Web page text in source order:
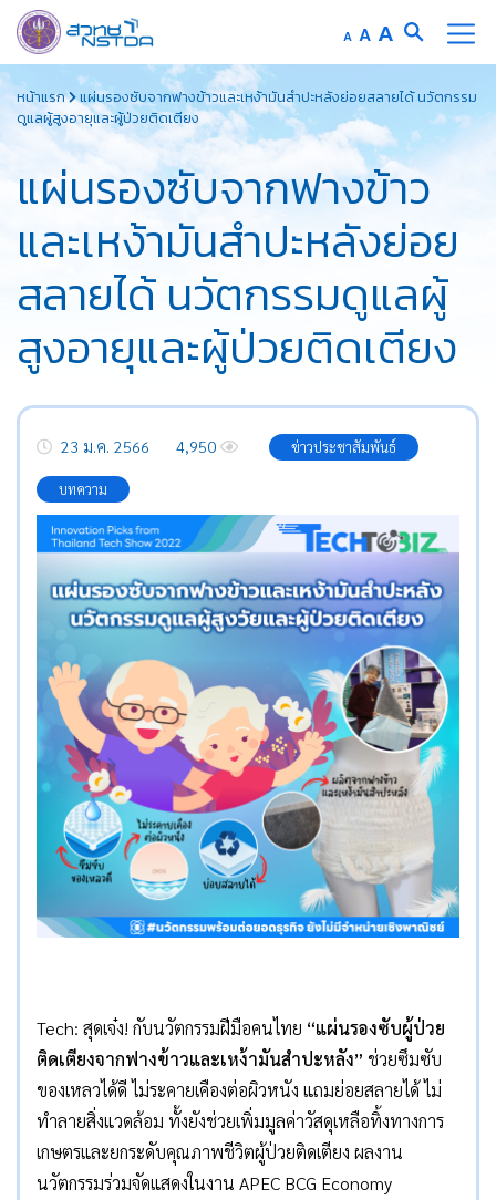
to
content
A Decrease
font
size.
AReset
font
size.
A Increase
font
size.
หน้าแรก
แผ่นรองซับจากฟางข้าวและเหง้ามันสำปะหลังย่อยสลายได้ นวัตกรรม
ดูแลผู้สูงอายุและผู้ป่วยติดเตียง
แผ่นรองซับจากฟางข้าว
และเหง้ามันสำปะหลังย่อย
สลายได้ นวัตกรรมดูแลผู้
สูงอายุและผู้ป่วยติดเตียง
23 ม.ค. 2566 4,950 ข่าวประชาสัมพันธ์
บทความ
Tech: สุดเจ๋ง! กับนวัตกรรมฝีมือคนไทย “แผ่นรองซับผู้ป่วย
ติดเตียงจากฟางข้าวและเหง้ามันสำปะหลัง” ช่วยซึมซับ
ของเหลวได้ดี ไม่ระคายเคืองต่อผิวหนัง แถมย่อยสลายได้ ไม่
ทำลายสิ่งแวดล้อม ทั้งยังช่วยเพิ่มมูลค่าวัสดุเหลือทิ้งทางการ
เกษตรและยกระดับคุณภาพชีวิตผู้ป่วยติดเตียง ผลงาน
นวัตกรรมร่วมจัดแสดงในงาน APEC BCG Economy